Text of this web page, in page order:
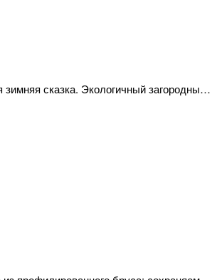
сказка. Экологичный загородный